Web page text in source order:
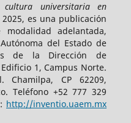
universitaria en
es una publicación
adelantada,
del Estado de
de la Dirección de
1, Campus Norte.
Chamilpa, CP 62209,
Teléfono +52 777 329
http://inventio.uaem.mx